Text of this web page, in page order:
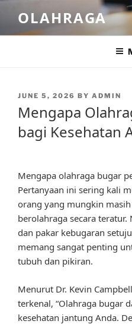
content
OLAHRAGA
POSTED
JUNE 5, 2026 BY ADMIN
Mengapa
bagi Kesehatan
Mengapa olahraga bugar
Pertanyaan ini sering kali
orang yang mungkin
berolahraga secara
dan pakar kebugaran
memang sangat penting
tubuh dan pikiran.
Menurut Dr. Kevin
terkenal, “Olahraga bugar
kesehatan jantung Anda.